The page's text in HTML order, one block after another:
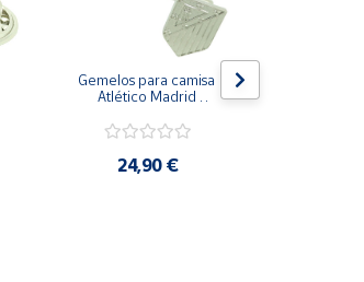
Gemelos para camisa
Atlético Madrid
24,90 €